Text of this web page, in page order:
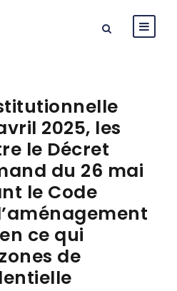
2025, les
le Décret
du 26 mai
le Code
ce qui
de